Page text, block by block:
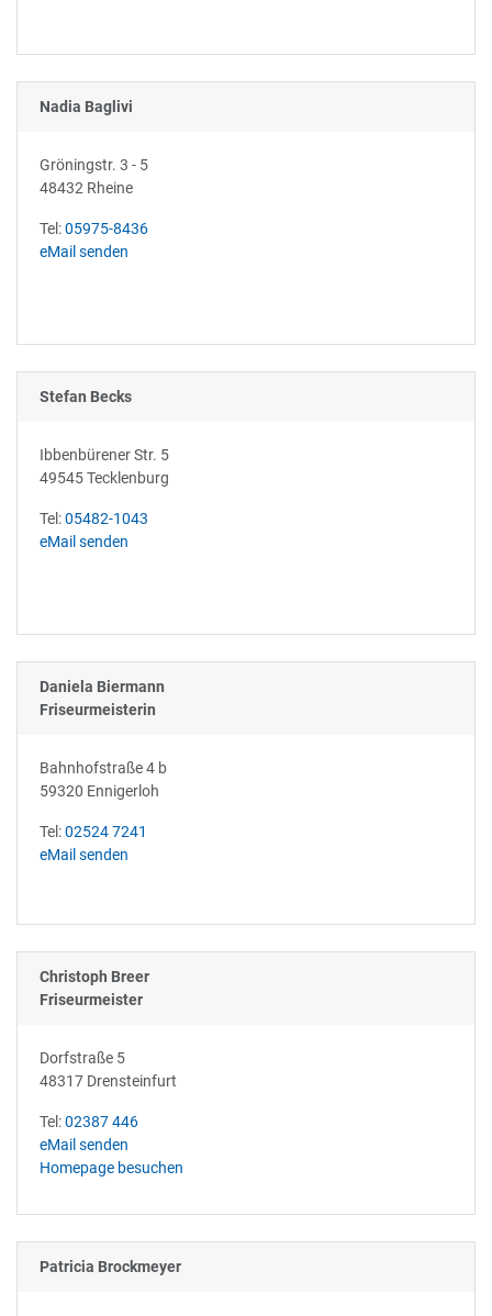
Nadia Baglivi
Gröningstr. 3 - 5
48432 Rheine
Tel:05975-8436
eMail senden
Stefan Becks
Ibbenbürener Str. 5
49545 Tecklenburg
Tel:05482-1043
eMail senden
Daniela Biermann
Friseurmeisterin
Bahnhofstraße 4 b
59320 Ennigerloh
Tel:02524 7241
eMail senden
Christoph Breer
Friseurmeister
Dorfstraße 5
48317 Drensteinfurt
Tel:02387 446
eMail senden
Homepage besuchen
Patricia Brockmeyer